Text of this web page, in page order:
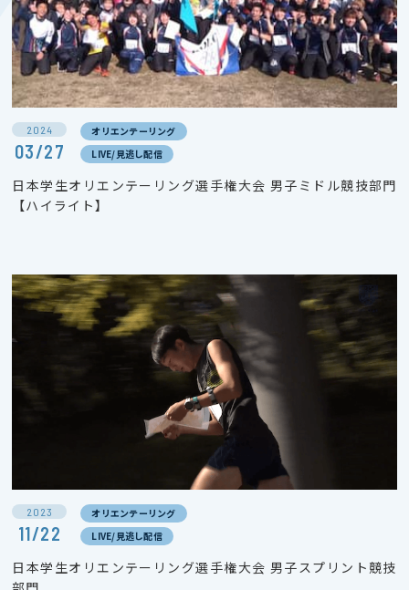
2024
03/27
オリエンテーリング
LIVE/見逃し配信
日本学生オリエンテーリング選手権大会 男子ミドル競技部門
【ハイライト】
2023
11/22
オリエンテーリング
LIVE/見逃し配信
日本学生オリエンテーリング選手権大会 男子スプリント競技